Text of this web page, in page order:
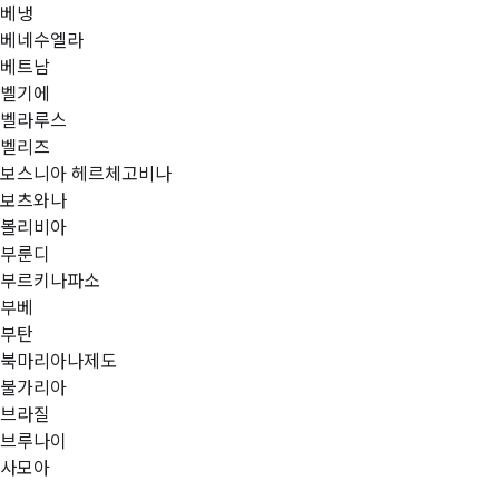
베냉
베네수엘라
베트남
벨기에
벨라루스
벨리즈
보스니아 헤르체고비나
보츠와나
볼리비아
부룬디
부르키나파소
부베
부탄
북마리아나제도
불가리아
브라질
브루나이
사모아